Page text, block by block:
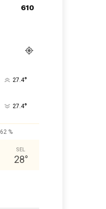
610
27.4°
27.4°
62 %
SEL
28°